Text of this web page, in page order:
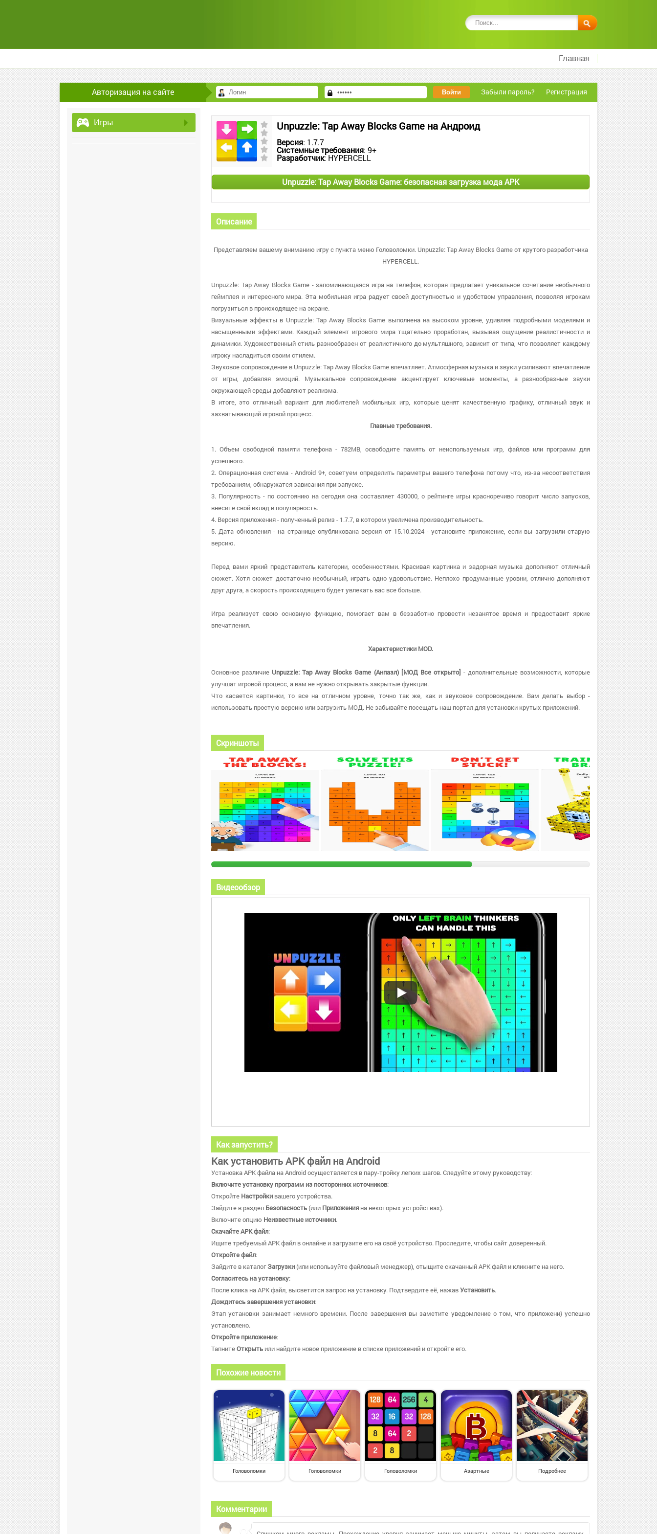
Главная
Авторизация на сайте Забыли пароль? Регистрация
Игры Unpuzzle: Tap Away Blocks Game на Андроид
Версия: 1.7.7
Системные требования: 9+
Разработчик: HYPERCELL
Unpuzzle: Tap Away Blocks Game: безопасная загрузка мода APK
Описание
Представляем вашему вниманию игру с пункта меню Головоломки. Unpuzzle: Tap Away Blocks Game от крутого разработчика
HYPERCELL.
Unpuzzle: Tap Away Blocks Game - запоминающаяся игра на телефон, которая предлагает уникальное сочетание необычного
геймплея и интересного мира. Эта мобильная игра радует своей доступностью и удобством управления, позволяя игрокам
погрузиться в происходящее на экране.
Визуальные эффекты в Unpuzzle: Tap Away Blocks Game выполнена на высоком уровне, удивляя подробными моделями и
насыщенными эффектами. Каждый элемент игрового мира тщательно проработан, вызывая ощущение реалистичности и
динамики. Художественный стиль разнообразен от реалистичного до мультяшного, зависит от типа, что позволяет каждому
игроку насладиться своим стилем.
Звуковое сопровождение в Unpuzzle: Tap Away Blocks Game впечатляет. Атмосферная музыка и звуки усиливают впечатление
от игры, добавляя эмоций. Музыкальное сопровождение акцентирует ключевые моменты, а разнообразные звуки
окружающей среды добавляют реализма.
В итоге, это отличный вариант для любителей мобильных игр, которые ценят качественную графику, отличный звук и
захватывающий игровой процесс.
Главные требования.
1. Объем свободной памяти телефона - 782MB, освободите память от неиспользуемых игр, файлов или программ для
успешного.
2. Операционная система - Android 9+, советуем определить параметры вашего телефона потому что, из-за несоответствия
требованиям, обнаружатся зависания при запуске.
3. Популярность - по состоянию на сегодня она составляет 430000, о рейтинге игры красноречиво говорит число запусков,
внесите свой вклад в популярность.
4. Версия приложения - полученный релиз - 1.7.7, в котором увеличена производительность.
5. Дата обновления - на странице опубликована версия от 15.10.2024 - установите приложение, если вы загрузили старую
версию.
Перед вами яркий представитель категории, особенностями. Красивая картинка и задорная музыка дополняют отличный
сюжет. Хотя сюжет достаточно необычный, играть одно удовольствие. Неплохо продуманные уровни, отлично дополняют
друг друга, а скорость происходящего будет увлекать вас все больше.
Игра реализует свою основную функцию, помогает вам в беззаботно провести незанятое время и предоставит яркие
впечатления.
Характеристики MOD.
Основное различие Unpuzzle: Tap Away Blocks Game (Анпазл) [МОД Все открыто] - дополнительные возможности, которые
улучшат игровой процесс, а вам не нужно открывать закрытые функции.
Что касается картинки, то все на отличном уровне, точно так же, как и звуковое сопровождение. Вам делать выбор -
использовать простую версию или загрузить МОД. Не забывайте посещать наш портал для установки крутых приложений.
Скриншоты
Видеообзор
Как запустить?
Как установить APK файл на Android
Установка APK файла на Android осуществляется в пару-тройку легких шагов. Следуйте этому руководству:
Включите установку программ из посторонних источников:
Откройте Настройки вашего устройства.
Зайдите в раздел Безопасность (или Приложения на некоторых устройствах).
Включите опцию Неизвестные источники.
Скачайте APK файл:
Ищите требуемый APK файл в онлайне и загрузите его на своё устройство. Проследите, чтобы сайт доверенный.
Откройте файл:
Зайдите в каталогЗагрузки (или используйте файловый менеджер), отыщите скачанный APK файл и кликните на него.
Согласитесь на установку:
После клика на APK файл, высветится запрос на установку. Подтвердите её, нажавУстановить.
Дождитесь завершения установки:
Этап установки занимает немного времени. После завершения вы заметите уведомление о том, что приложени} успешно
установлено.
Откройте приложение:
ТапнитеОткрыть или найдите новое приложение в списке приложений и откройте его.
Похожие новости
Головоломки Головоломки Головоломки Азартные Подробнее
Комментарии